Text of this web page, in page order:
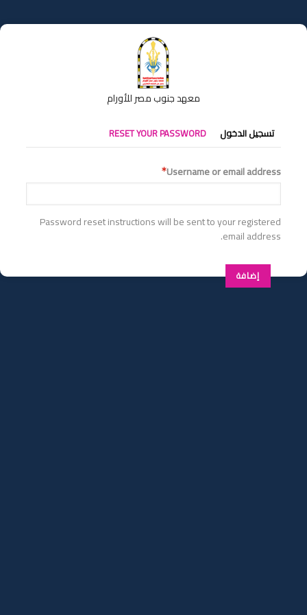
إلى
المحتوى
معهد جنوب مصر للأورام
التبويبات
الأساسية
تسجيل الدخول RESET YOUR PASSWORD
Username or email address
Password reset instructions will be sent to your registered
email address.